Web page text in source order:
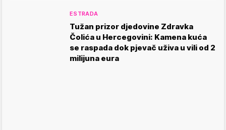
ESTRADA
Tužan prizor djedovine Zdravka
Čolića u Hercegovini: Kamena kuća
se raspada dok pjevač uživa u vili od 2
milijuna eura